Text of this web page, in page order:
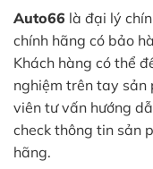
Auto66 là đại lý
chính hãng có bảo
Khách hàng có thể
nghiệm trên tay sản
viên tư vấn hướng
check thông tin sản
hãng.